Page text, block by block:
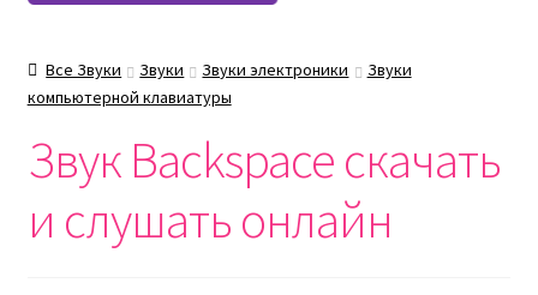
Все Звуки Звуки Звуки электроники
Звуки
компьютерной клавиатуры
Звук Backspace скачать
и слушать онлайн